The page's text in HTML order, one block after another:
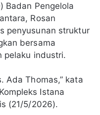
Badan Pengelola
Rosan
penyusunan struktur
bersama
pelaku industri.
Ada Thomas,” kata
Istana
(21/5/2026).